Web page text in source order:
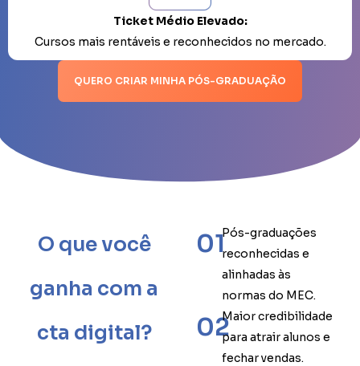
Ticket Médio Elevado:
Cursos mais rentáveis e reconhecidos no mercado.
QUERO CRIAR MINHA PÓS-GRADUAÇÃO
O que você
ganha com a
cta digital?
01Pós-graduações
reconhecidas e
alinhadas às
normas do MEC.
02Maior credibilidade
para atrair alunos e
fechar vendas.